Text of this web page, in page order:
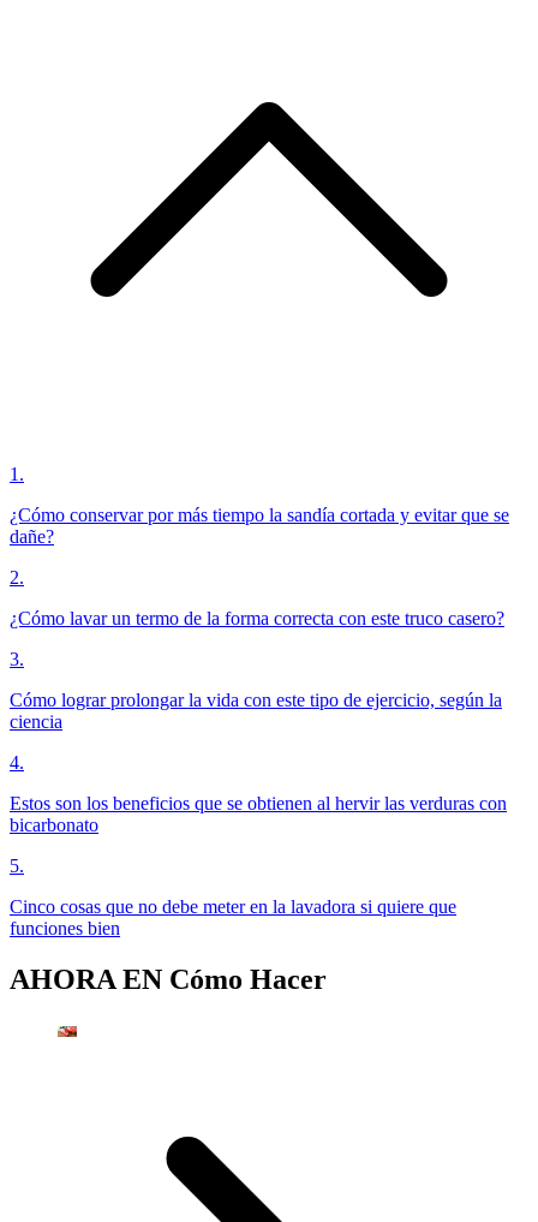
1 .
¿Cómo conservar por más tiempo la sandía cortada y evitar que se
dañe?
2.
¿Cómo lavar un termo de la forma correcta con este truco casero?
3.
Cómo lograr prolongar la vida con este tipo de ejercicio, según la
ciencia
4.
Estos son los beneficios que se obtienen al hervir las verduras con
bicarbonato
5.
Cinco cosas que no debe meter en la lavadora si quiere que
funciones bien
AHORA EN Cómo Hacer